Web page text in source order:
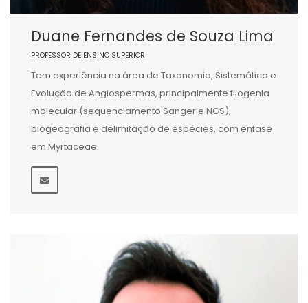
Duane Fernandes de Souza Lima
PROFESSOR DE ENSINO SUPERIOR
Tem experiência na área de Taxonomia, Sistemática e
Evolução de Angiospermas, principalmente filogenia
molecular (sequenciamento Sanger e NGS),
biogeografia e delimitação de espécies, com ênfase
em Myrtaceae.